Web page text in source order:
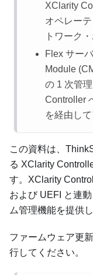
XClarity
オペレー
トワーク
Flex サー
Module
の 1 次管
Controller
を経由し
この資料は、
る XClarity
す。XClarity
および UEFI と連
ム管理機能を提供し
ファームウェア更
行してください。